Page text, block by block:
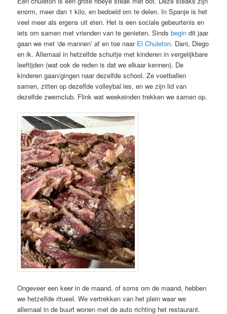
enorm, meer dan 1 kilo, en bedoeld om te delen. In Spanje is het
veel meer als ergens uit eten. Het is een sociale gebeurtenis en
iets om samen met vrienden van te genieten. Sindsbegin dit jaar
gaan we met ‘de mannen’ af en toe naar El Chuleton. Dani, Diego
en ik. Allemaal in hetzelfde schuitje met kinderen in vergelijkbare
leeftijden (wat ook de reden is dat we elkaar kennen). De
kinderen gaan/gingen naar dezelfde school. Ze voetballen
samen, zitten op dezelfde volleybal les, en we zijn lid van
dezelfde zwemclub. Flink wat weekeinden trekken we samen op.
Ongeveer een keer in de maand, of soms om de maand, hebben
we hetzelfde ritueel. We vertrekken van het plein waar we
allemaal in de buurt wonen met de auto richting het restaurant.